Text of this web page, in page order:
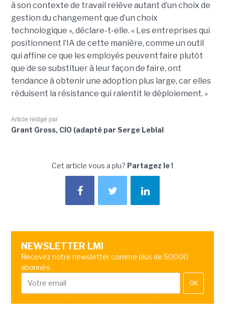
à son contexte de travail relève autant d’un choix de
gestion du changement que d’un choix
technologique », déclare-t-elle. « Les entreprises qui
positionnent l’IA de cette manière, comme un outil
qui affine ce que les employés peuvent faire plutôt
que de se substituer à leur façon de faire, ont
tendance à obtenir une adoption plus large, car elles
réduisent la résistance qui ralentit le déploiement. »
Article rédigé par
Grant Gross, CIO (adapté par Serge Leblal
Cet article vous a plu? Partagez le !
NEWSLETTER LMI
Recevez notre newsletter comme plus de 50000
abonnés
OK